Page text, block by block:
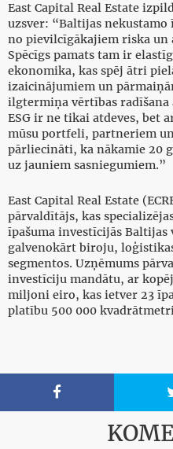
East Capital Real Estate
uzsver: “Baltijas
no pievilcīgākajiem riska un
Spēcīgs pamats tam ir
ekonomika, kas spēj ātri
izaicinājumiem un
ilgtermiņa vērtības
ESG ir ne tikai atdeves, bet
mūsu portfeli, partneriem
pārliecināti, ka nākamie 20
uz jauniem sasniegumiem.”
East Capital Real Estate
pārvaldītājs, kas
īpašuma investīcijās Baltijas
galvenokārt biroju,
segmentos. Uzņēmums
investīciju mandātu, ar
miljoni eiro, kas ietver 23
platību 500 000
